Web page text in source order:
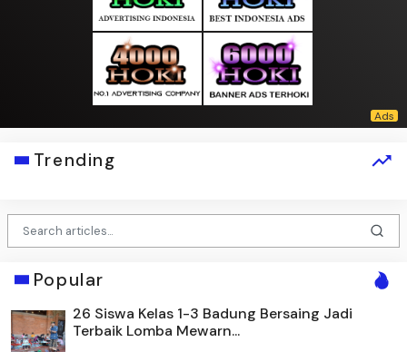
Trending
Popular
26 Siswa Kelas 1-3 Badung Bersaing Jadi
Terbaik Lomba Mewarn...